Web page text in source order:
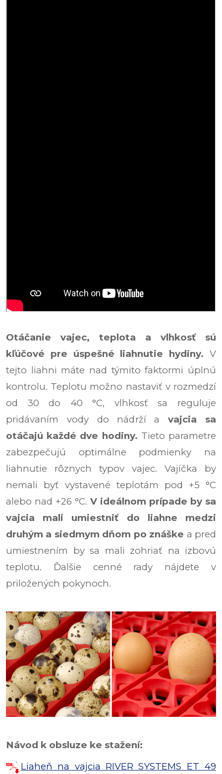
Otáčanie vajec, teplota a vlhkosť sú
kľúčové pre úspešné liahnutie hydiny. V
tejto liahni máte nad týmito faktormi úplnú
kontrolu. Teplotu možno nastaviť v rozmedzí
od 30 do 40 °C, vlhkosť sa reguluje
pridávaním vody do nádrží avajcia sa
otáčajú každé dve hodiny. Tieto parametre
zabezpečujú optimálne podmienky na
liahnutie rôznych typov vajec. Vajíčka by
nemali byť vystavené teplotám pod +5 °C
alebo nad +26 °C. V ideálnom prípade by sa
vajcia mali umiestniť do liahne medzi
druhým a siedmym dňom po znáške a pred
umiestnením by sa mali zohriať na izbovú
teplotu. Ďalšie cenné rady nájdete v
priložených pokynoch.
Návod k obsluze ke stažení:
Liaheň na vajcia RIVER SYSTEMS ET 49